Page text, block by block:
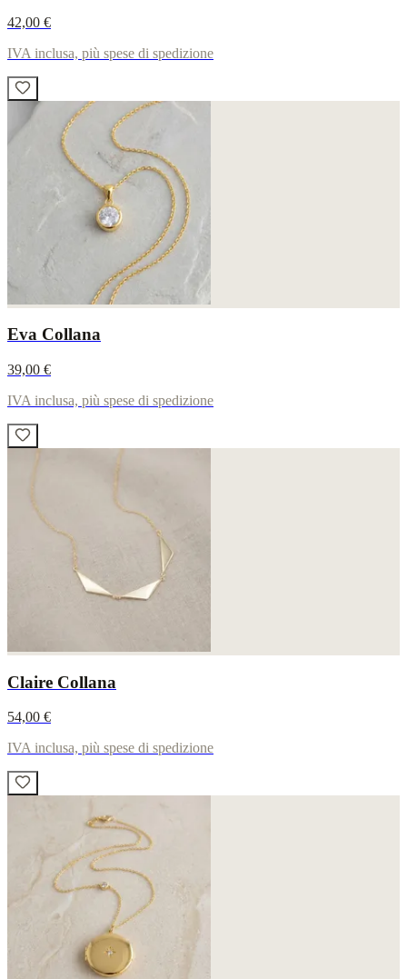
42,00 €
IVA inclusa, più spese di spedizione
Eva Collana
39,00 €
IVA inclusa, più spese di spedizione
Claire Collana
54,00 €
IVA inclusa, più spese di spedizione